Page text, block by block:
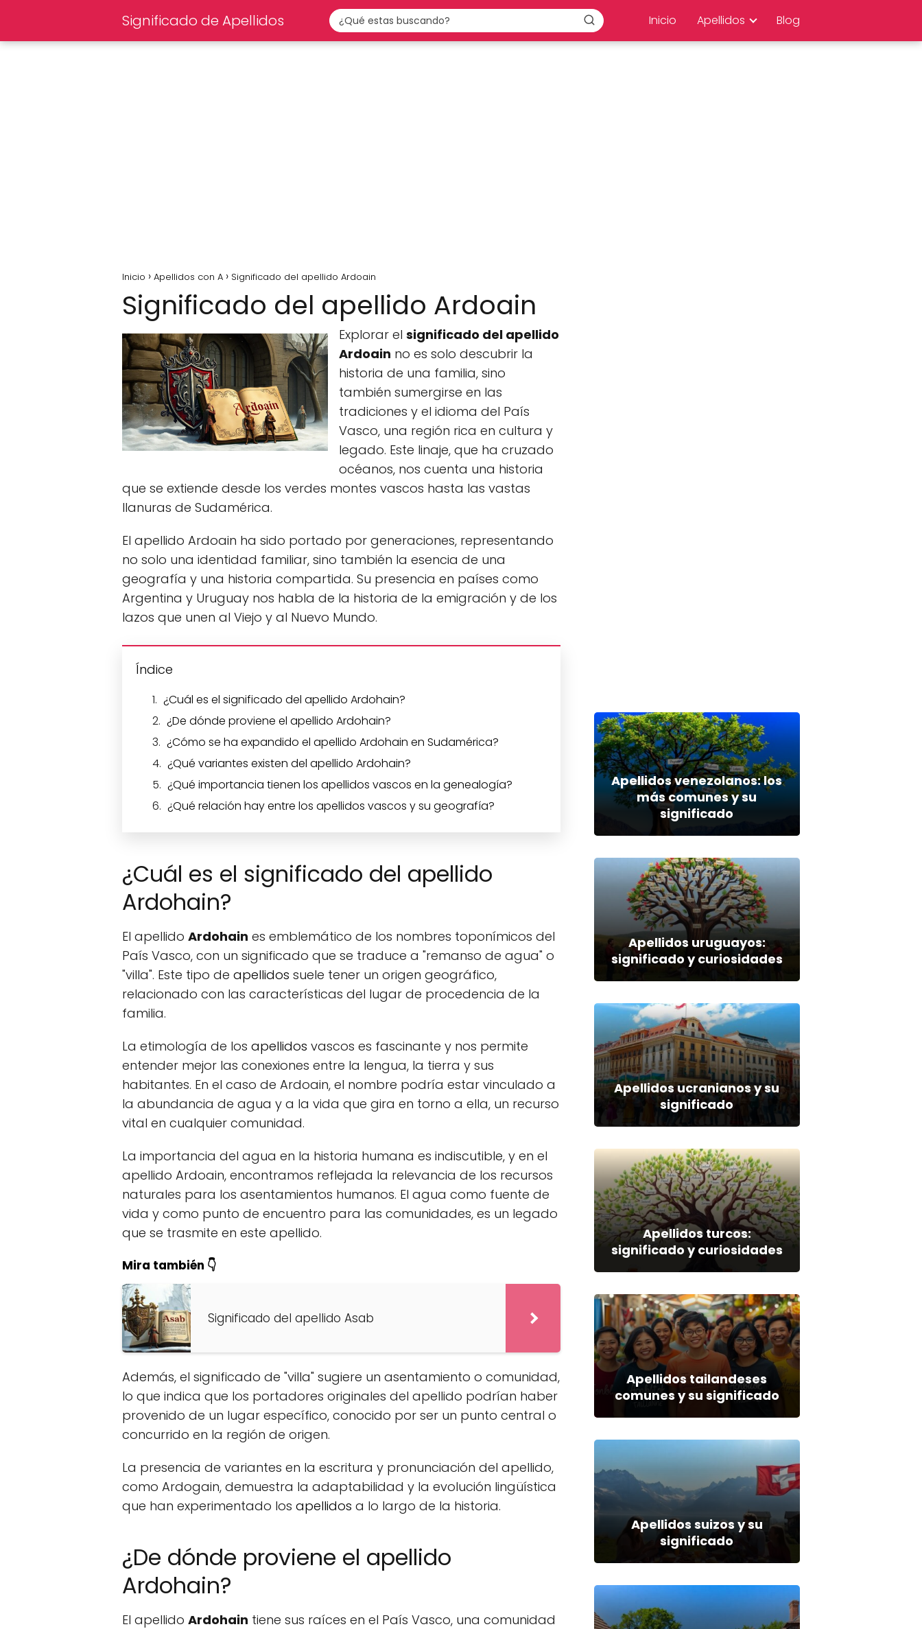
Significado de Apellidos Inicio Apellidos Blog
Inicio Apellidos con A Significado del apellido Ardoain
Significado del apellido Ardoain
Explorar el significado del apellido
Ardoain no es solo descubrir la
historia de una familia, sino
también sumergirse en las
tradiciones y el idioma del País
Vasco, una región rica en cultura y
legado. Este linaje, que ha cruzado
océanos, nos cuenta una historia
que se extiende desde los verdes montes vascos hasta las vastas
llanuras de Sudamérica.
El apellido Ardoain ha sido portado por generaciones, representando
no solo una identidad familiar, sino también la esencia de una
geografía y una historia compartida. Su presencia en países como
Argentina y Uruguay nos habla de la historia de la emigración y de los
lazos que unen al Viejo y al Nuevo Mundo.
Índice
¿Cuál es el significado del apellido Ardohain?
¿De dónde proviene el apellido Ardohain?
¿Cómo se ha expandido el apellido Ardohain en Sudamérica?
¿Qué variantes existen del apellido Ardohain?
¿Qué importancia tienen los apellidos vascos en la genealogía?
¿Qué relación hay entre los apellidos vascos y su geografía?
¿Cuál es el significado del apellido
Ardohain?
El apellido Ardohain es emblemático de los nombres toponímicos del
País Vasco, con un significado que se traduce a "remanso de agua" o
"villa". Este tipo de apellidos suele tener un origen geográfico,
relacionado con las características del lugar de procedencia de la
familia.
La etimología de los apellidos vascos es fascinante y nos permite
entender mejor las conexiones entre la lengua, la tierra y sus
habitantes. En el caso de Ardoain, el nombre podría estar vinculado a
la abundancia de agua y a la vida que gira en torno a ella, un recurso
vital en cualquier comunidad.
La importancia del agua en la historia humana es indiscutible, y en el
apellido Ardoain, encontramos reflejada la relevancia de los recursos
naturales para los asentamientos humanos. El agua como fuente de
vida y como punto de encuentro para las comunidades, es un legado
que se trasmite en este apellido.
Mira también 👇
Significado del apellido Asab
Además, el significado de "villa" sugiere un asentamiento o comunidad,
lo que indica que los portadores originales del apellido podrían haber
provenido de un lugar específico, conocido por ser un punto central o
concurrido en la región de origen.
La presencia de variantes en la escritura y pronunciación del apellido,
como Ardogain, demuestra la adaptabilidad y la evolución lingüística
que han experimentado los apellidos a lo largo de la historia.
¿De dónde proviene el apellido
Ardohain?
El apellido Ardohain tiene sus raíces en el País Vasco, una comunidad
Apellidos venezolanos: los
más comunes y su
significado
Apellidos uruguayos:
significado y curiosidades
Apellidos ucranianos y su
significado
Apellidos turcos:
significado y curiosidades
Apellidos tailandeses
comunes y su significado
Apellidos suizos y su
significado